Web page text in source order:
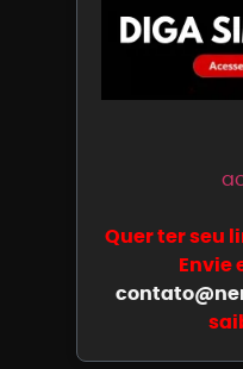
Quer ter seu
Envie